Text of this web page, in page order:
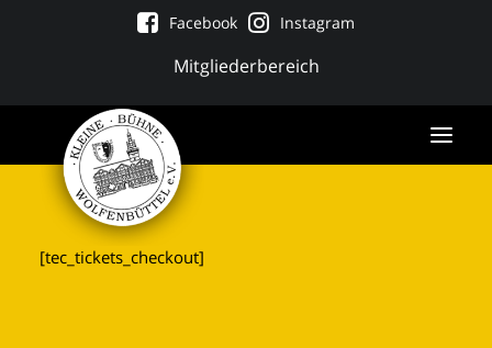
Mitgliederbereich
Facebook Instagram
[tec_tickets_checkout]